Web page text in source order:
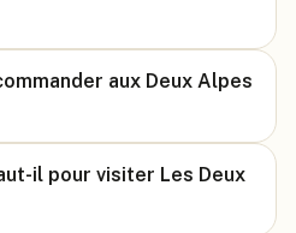
aux Deux Alpes
il pour visiter Les Deux